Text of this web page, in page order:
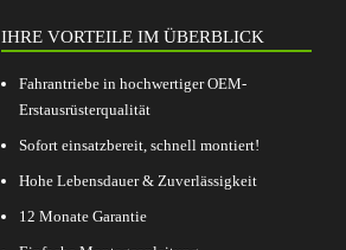
IHRE VORTEILE IM ÜBERBLICK
Fahrantriebe in hochwertiger OEM-
Erstausrüsterqualität
Sofort einsatzbereit, schnell montiert!
Hohe Lebensdauer & Zuverlässigkeit
12 Monate Garantie